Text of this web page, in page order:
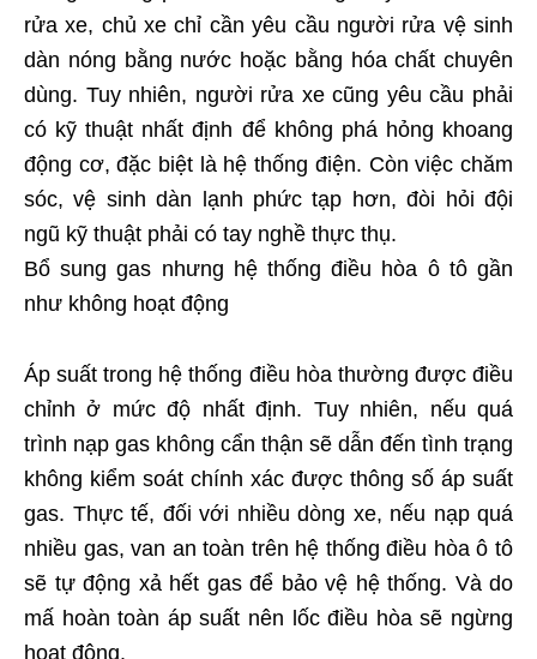
rửa xe, chủ xe chỉ cần yêu cầu người rửa vệ sinh
dàn nóng bằng nước hoặc bằng hóa chất chuyên
dùng. Tuy nhiên, người rửa xe cũng yêu cầu phải
có kỹ thuật nhất định để không phá hỏng khoang
động cơ, đặc biệt là hệ thống điện. Còn việc chăm
sóc, vệ sinh dàn lạnh phức tạp hơn, đòi hỏi đội
ngũ kỹ thuật phải có tay nghề thực thụ.
Bổ sung gas nhưng hệ thống điều hòa ô tô gần
như không hoạt động
Áp suất trong hệ thống điều hòa thường được điều
chỉnh ở mức độ nhất định. Tuy nhiên, nếu quá
trình nạp gas không cẩn thận sẽ dẫn đến tình trạng
không kiểm soát chính xác được thông số áp suất
gas. Thực tế, đối với nhiều dòng xe, nếu nạp quá
nhiều gas, van an toàn trên hệ thống điều hòa ô tô
sẽ tự động xả hết gas để bảo vệ hệ thống. Và do
mấ hoàn toàn áp suất nên lốc điều hòa sẽ ngừng
hoạt động.